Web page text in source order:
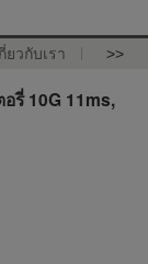
ยวกับเรา >>
รี่ 10G 11ms,